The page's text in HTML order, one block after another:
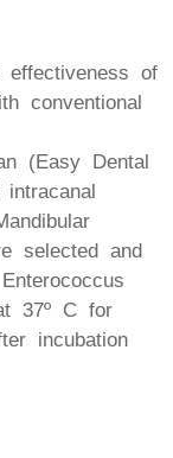
of
conventional
(Easy Dental
selected and
37º C for
incubation